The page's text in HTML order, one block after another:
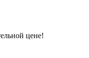
цене!